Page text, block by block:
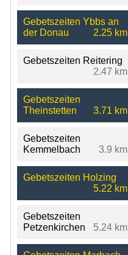
Gebetszeiten Ybbs an
der Donau
2.25 km
Gebetszeiten Reitering
2.47 km
Gebetszeiten
Theinstetten
3.71 km
Gebetszeiten
Kemmelbach
3.9 km
Gebetszeiten Holzing
5.22 km
Gebetszeiten
Petzenkirchen
5.24 km